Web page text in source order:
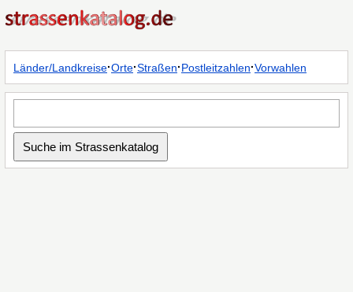
Länder/Landkreise·Orte·Straßen·Postleitzahlen·Vorwahlen